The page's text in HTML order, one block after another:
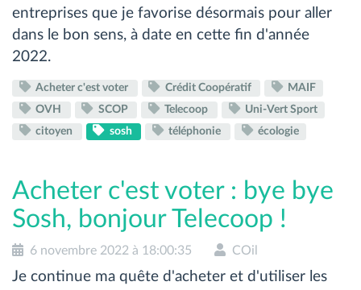
entreprises que je favorise désormais pour aller
dans le bon sens, à date en cette fin d'année
2022.
Acheter c'est voter Crédit Coopératif
MAIF
OVH
SCOP Telecoop
Uni-Vert Sport
citoyen
sosh téléphonie écologie
Acheter c'est voter : bye bye
Sosh, bonjour Telecoop !
6 novembre 2022 à 18:00:35 COil
Je continue ma quête d'acheter et d'utiliser les